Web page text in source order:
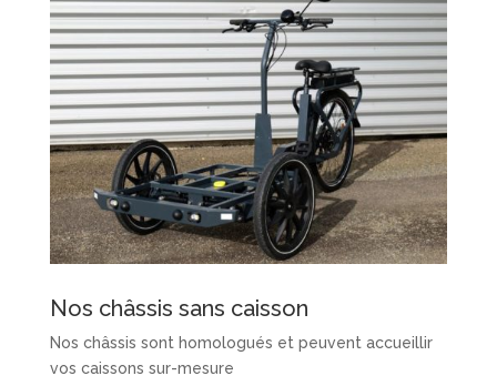
Nos châssis sans caisson
Nos châssis sont homologués et peuvent accueillir
vos caissons sur-mesure